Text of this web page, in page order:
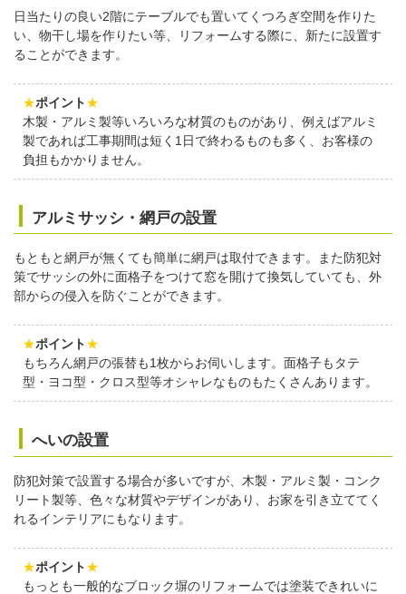
日当たりの良い2階にテーブルでも置いてくつろぎ空間を作りた
い、物干し場を作りたい等、リフォームする際に、新たに設置す
ることができます。
★ポイント★
木製・アルミ製等いろいろな材質のものがあり、例えばアルミ
製であれば工事期間は短く1日で終わるものも多く、お客様の
負担もかかりません。
アルミサッシ・網戸の設置
もともと網戸が無くても簡単に網戸は取付できます。また防犯対
策でサッシの外に面格子をつけて窓を開けて換気していても、外
部からの侵入を防ぐことができます。
★ポイント★
もちろん網戸の張替も1枚からお伺いします。面格子もタテ
型・ヨコ型・クロス型等オシャレなものもたくさんあります。
へいの設置
防犯対策で設置する場合が多いですが、木製・アルミ製・コンク
リート製等、色々な材質やデザインがあり、お家を引き立ててく
れるインテリアにもなります。
★ポイント★
もっとも一般的なブロック塀のリフォームでは塗装できれいに